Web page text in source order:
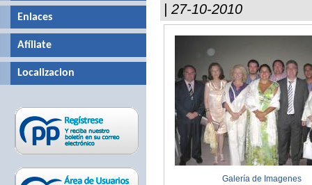
| 27-10-2010
Galería de Imagenes
Enlaces
Afíliate
Localizacion